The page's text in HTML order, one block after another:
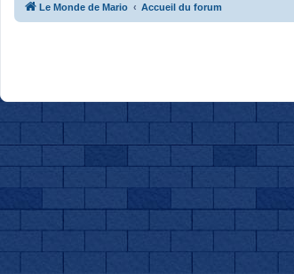
Le Monde de Mario Accueil du forum